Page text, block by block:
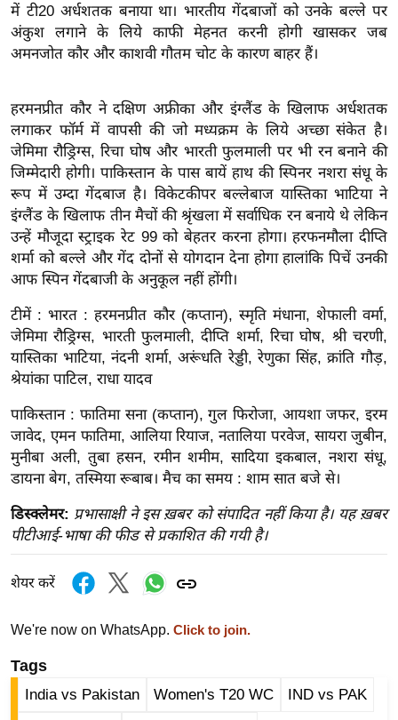
या
सा
हि
ज
ग
त
ऑ
टो
व
र्ल्ड
न्यू
ज
ब्री
फ
म
रं
ज
न
ग
त
ली
ड
हॉ
ली
में टी20 अर्धशतक बनाया था। भारतीय गेंदबाजों को उनके बल्ले पर
अंकुश लगाने के लिये काफी मेहनत करनी होगी खासकर जब
अमनजोत कौर और काशवी गौतम चोट के कारण बाहर हैं।
हरमनप्रीत कौर ने दक्षिण अफ्रीका और इंग्लैंड के खिलाफ अर्धशतक
लगाकर फॉर्म में वापसी की जो मध्यक्रम के लिये अच्छा संकेत है।
जेमिमा रौड्रिग्स, रिचा घोष और भारती फुलमाली पर भी रन बनाने की
जिम्मेदारी होगी। पाकिस्तान के पास बायें हाथ की स्पिनर नशरा संधू के
रूप में उम्दा गेंदबाज है। विकेटकीपर बल्लेबाज यास्तिका भाटिया ने
इंग्लैंड के खिलाफ तीन मैचों की श्रृंखला में सर्वाधिक रन बनाये थे लेकिन
उन्हें मौजूदा स्ट्राइक रेट 99 को बेहतर करना होगा। हरफनमौला दीप्ति
शर्मा को बल्ले और गेंद दोनों से योगदान देना होगा हालांकि पिचें उनकी
आफ स्पिन गेंदबाजी के अनुकूल नहीं होंगी।
टीमें : भारत : हरमनप्रीत कौर (कप्तान), स्मृति मंधाना, शेफाली वर्मा,
जेमिमा रौड्रिग्स, भारती फुलमाली, दीप्ति शर्मा, रिचा घोष, श्री चरणी,
यास्तिका भाटिया, नंदनी शर्मा, अरूंधति रेड्डी, रेणुका सिंह, क्रांति गौड़,
श्रेयांका पाटिल, राधा यादव
पाकिस्तान : फातिमा सना (कप्तान), गुल फिरोजा, आयशा जफर, इरम
जावेद, एमन फातिमा, आलिया रियाज, नतालिया परवेज, सायरा जुबीन,
मुनीबा अली, तुबा हसन, रमीन शमीम, सादिया इकबाल, नशरा संधू,
डायना बेग, तस्मिया रूबाब। मैच का समय : शाम सात बजे से।
डिस्क्लेमर: प्रभासाक्षी ने इस ख़बर को संपादित नहीं किया है। यह ख़बर
पीटीआई-भाषा की फीड से प्रकाशित की गयी है।
शेयर करें
We're now on WhatsApp. Click to join.
Tags
India vs Pakistan Women's T20 WC IND vs PAK